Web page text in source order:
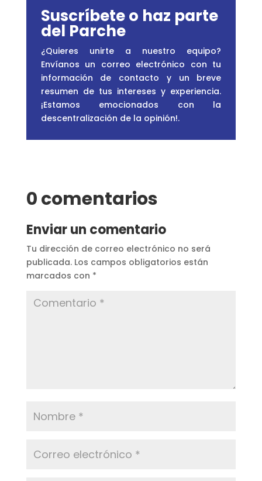
Suscríbete o haz parte
del Parche
¿Quieres unirte a nuestro equipo?
Envíanos un correo electrónico con tu
información de contacto y un breve
resumen de tus intereses y experiencia.
¡Estamos emocionados con la
descentralización de la opinión!.
0 comentarios
Enviar un comentario
Tu dirección de correo electrónico no será
publicada. Los campos obligatorios están
marcados con *